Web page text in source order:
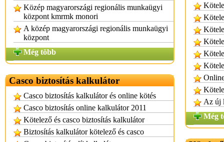
Közép magyarországi regionális munkaügyi
központ kmrmk monori
A közép magyarországi regionális munkaügyi
központ
Még több
Casco biztosítás kalkulátor
Casco biztosítás kalkulátor és online kötés
Casco biztosítás online kalkulátor 2011
Kötelező és casco biztosítás kalkulátor
Biztosítás kalkulátor kötelező és casco
Az új
Még